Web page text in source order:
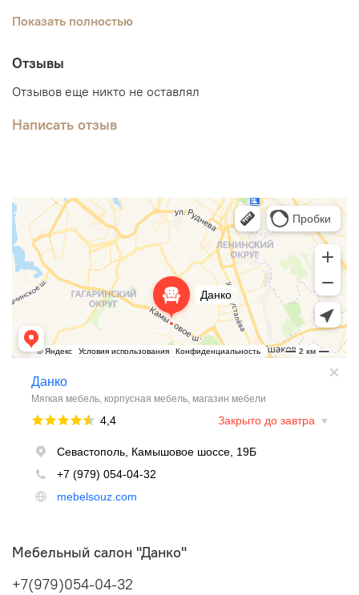
стильные варианты хранения вещей. Это идеальное
сочетание стиля, качества и удобства! Для вашего
комфорта и уюта – выбирайте модульную мебель
"Денвер"!
Показать полностью
Отзывы
Отзывов еще никто не оставлял
Написать отзыв
Мебельный салон "Данко"
+7(979)054-04-32